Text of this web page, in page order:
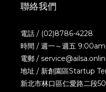
聯絡我們
電話 / (02)8786-4228
時間 / 週一～週五
電郵 /
地址 / 新創園區Startup
新北市林口區仁愛路二段